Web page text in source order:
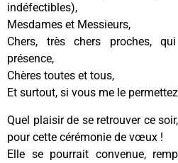
indéfectibles),
Mesdames et Messieurs,
Chers, très chers proches,
présence,
Chères toutes et tous,
Et surtout, si vous me le
Quel plaisir de se retrouver ce
pour cette cérémonie de vœux !
Elle se pourrait convenue,